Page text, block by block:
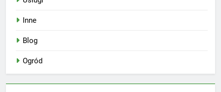
Inne
Blog
Ogród